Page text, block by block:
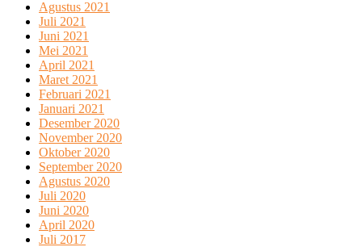
Agustus 2021
Juli 2021
Juni 2021
Mei 2021
April 2021
Maret 2021
Februari 2021
Januari 2021
Desember 2020
November 2020
Oktober 2020
September 2020
Agustus 2020
Juli 2020
Juni 2020
April 2020
Juli 2017